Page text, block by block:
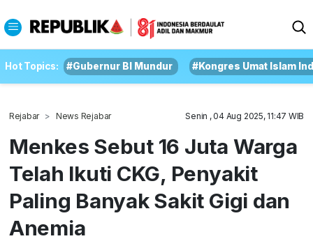
Hot Topics: #Gubernur BI Mundur #Kongres Umat Islam
Rejabar News Rejabar Senin , 04 Aug 2025, 11:47 WIB
Menkes Sebut 16 Juta Warga
Telah Ikuti CKG, Penyakit
Paling Banyak Sakit Gigi dan
Anemia